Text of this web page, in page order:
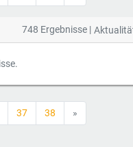
748 Ergebnisse |
37 38 »